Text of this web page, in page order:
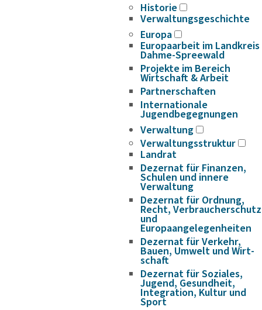
Historie
Verwaltungsgeschichte
Europa
Europaarbeit im Landkreis
Dahme-Spreewald
Projekte im Bereich
Wirtschaft & Arbeit
Partnerschaften
Internationale
Jugendbegegnungen
Verwaltung
Verwaltungsstruktur
Landrat
Dezernat für Finanzen,
Schulen und innere
Verwaltung
Dezernat für Ordnung,
Recht, Verbraucherschutz
und
Europaangelegenheiten
Dezernat für Verkehr,
Bauen, Umwelt und Wirt­
schaft
Dezernat für Soziales,
Jugend, Gesundheit,
Integration, Kultur und
Sport